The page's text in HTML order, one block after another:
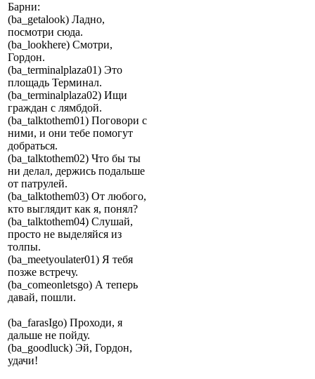
Барни:
(ba_getalook) Ладно,
посмотри сюда.
(ba_lookhere) Смотри,
Гордон.
(ba_terminalplaza01) Это
площадь Терминал.
(ba_terminalplaza02) Ищи
граждан с лямбдой.
(ba_talktothem01) Поговори с
ними, и они тебе помогут
добраться.
(ba_talktothem02) Что бы ты
ни делал, держись подальше
от патрулей.
(ba_talktothem03) От любого,
кто выглядит как я, понял?
(ba_talktothem04) Слушай,
просто не выделяйся из
толпы.
(ba_meetyoulater01) Я тебя
позже встречу.
(ba_comeonletsgo) А теперь
давай, пошли.
(ba_farasIgo) Проходи, я
дальше не пойду.
(ba_goodluck) Эй, Гордон,
удачи!